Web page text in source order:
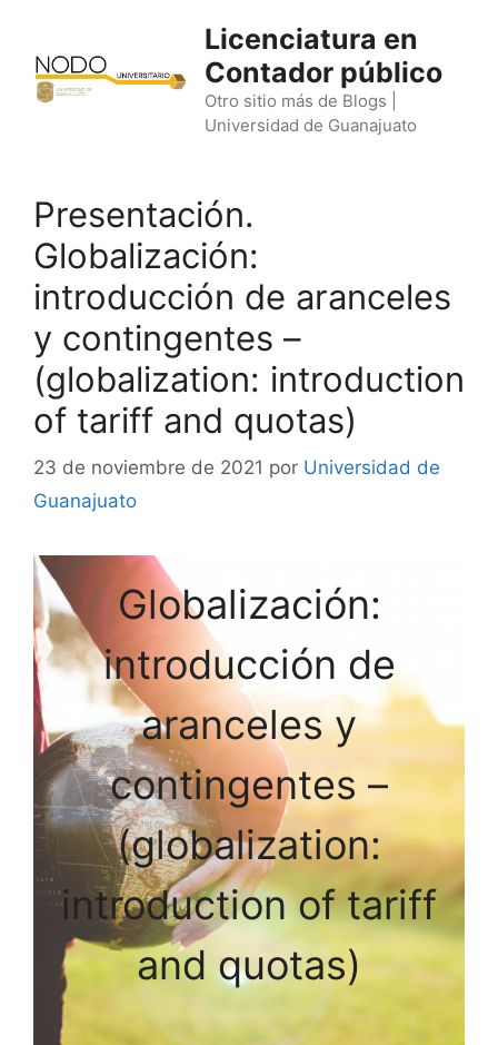
contenido
Licenciatura en
Contador público
Otro sitio más de Blogs |
Universidad de Guanajuato
Presentación.
Globalización:
introducción de aranceles
y contingentes –
(globalization: introduction
of tariff and quotas)
23 de noviembre de 2021 por Universidad de
Guanajuato
Globalización:
introducción de
aranceles y
contingentes –
(globalization:
introduction of tariff
and quotas)